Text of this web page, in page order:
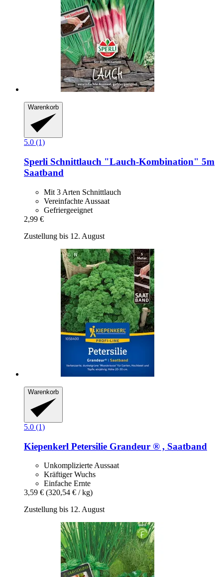
Warenkorb
5.0 (1)
Sperli Schnittlauch "Lauch-​Kombination" 5m
Saatband
Mit 3 Arten Schnittlauch
Vereinfachte Aussaat
Gefriergeeignet
2,99 €
Zustellung bis 12. August
Warenkorb
5.0 (1)
Kiepenkerl Petersilie Grandeur ® , Saatband
Unkomplizierte Aussaat
Kräftiger Wuchs
Einfache Ernte
3,59 € (320,54 € / kg)
Zustellung bis 12. August